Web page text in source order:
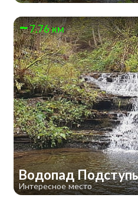
7.76 км
Водопад
Интересное место